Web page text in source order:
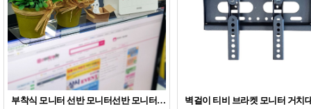
부착식 모니터 선반 모니터선반 모니터메모판 모니터벽걸이 티비 브라켓 모니터 거치